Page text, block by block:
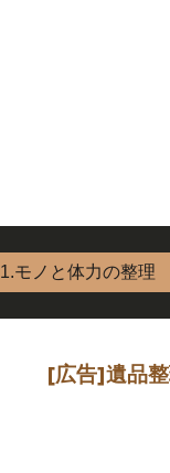
1.モノと体力の整理
[広告]遺品